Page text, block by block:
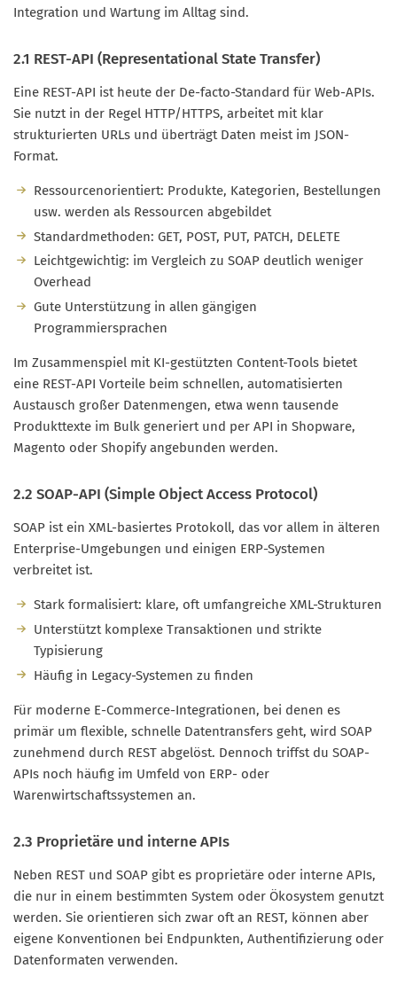
Integration und Wartung im Alltag sind.
2.1 REST-API (Representational State Transfer)
Eine REST-API ist heute der De-facto-Standard für Web-APIs.
Sie nutzt in der Regel HTTP/HTTPS, arbeitet mit klar
strukturierten URLs und überträgt Daten meist im JSON-
Format.
Ressourcenorientiert: Produkte, Kategorien, Bestellungen
usw. werden als Ressourcen abgebildet
Standardmethoden: GET, POST, PUT, PATCH, DELETE
Leichtgewichtig: im Vergleich zu SOAP deutlich weniger
Overhead
Gute Unterstützung in allen gängigen
Programmiersprachen
Im Zusammenspiel mit KI-gestützten Content-Tools bietet
eine REST-API Vorteile beim schnellen, automatisierten
Austausch großer Datenmengen, etwa wenn tausende
Produkttexte im Bulk generiert und per API in Shopware,
Magento oder Shopify angebunden werden.
2.2 SOAP-API (Simple Object Access Protocol)
SOAP ist ein XML-basiertes Protokoll, das vor allem in älteren
Enterprise-Umgebungen und einigen ERP-Systemen
verbreitet ist.
Stark formalisiert: klare, oft umfangreiche XML-Strukturen
Unterstützt komplexe Transaktionen und strikte
Typisierung
Häufig in Legacy-Systemen zu finden
Für moderne E-Commerce-Integrationen, bei denen es
primär um flexible, schnelle Datentransfers geht, wird SOAP
zunehmend durch REST abgelöst. Dennoch triffst du SOAP-
APIs noch häufig im Umfeld von ERP- oder
Warenwirtschaftssystemen an.
2.3 Proprietäre und interne APIs
Neben REST und SOAP gibt es proprietäre oder interne APIs,
die nur in einem bestimmten System oder Ökosystem genutzt
werden. Sie orientieren sich zwar oft an REST, können aber
eigene Konventionen bei Endpunkten, Authentifizierung oder
Datenformaten verwenden.